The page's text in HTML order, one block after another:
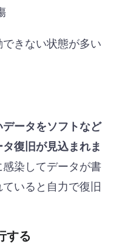
きない状態が多い
ータをソフトなど
復旧が見込まれま
染してデータが書
いると自力で復旧
する